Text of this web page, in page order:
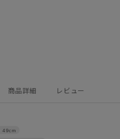
商品詳細 レビュー
49cm